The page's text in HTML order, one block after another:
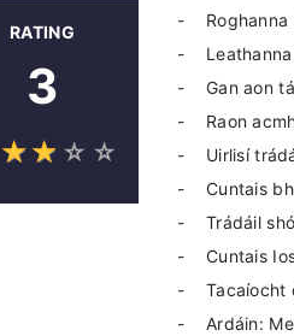
RATING
3
☆☆ ☆ ☆
★★ ★ ★
Gan aon
Raon
Uirlisí
Cuntais
Trádáil
Cuntais
Tacaíocht
Ardáin: